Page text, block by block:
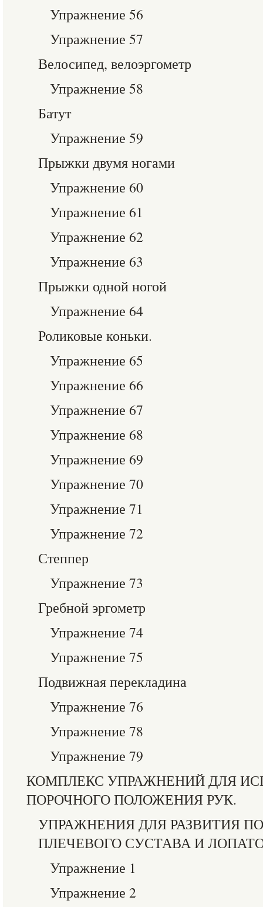
Упражнение 56
Упражнение 57
Велосипед, велоэргометр
Упражнение 58
Батут
Упражнение 59
Прыжки двумя ногами
Упражнение 60
Упражнение 61
Упражнение 62
Упражнение 63
Прыжки одной ногой
Упражнение 64
Роликовые коньки.
Упражнение 65
Упражнение 66
Упражнение 67
Упражнение 68
Упражнение 69
Упражнение 70
Упражнение 71
Упражнение 72
Степпер
Упражнение 73
Гребной эргометр
Упражнение 74
Упражнение 75
Подвижная перекладина
Упражнение 76
Упражнение 78
Упражнение 79
КОМПЛЕКС УПРАЖНЕНИЙ ДЛЯ
ПОРОЧНОГО ПОЛОЖЕНИЯ РУК.
УПРАЖНЕНИЯ ДЛЯ РАЗВИТИЯ
ПЛЕЧЕВОГО СУСТАВА И
Упражнение 1
Упражнение 2